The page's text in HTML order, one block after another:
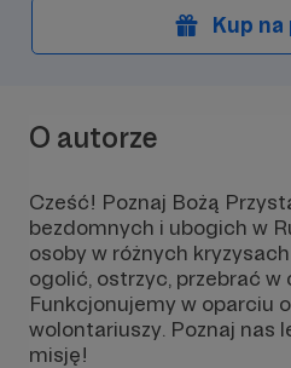
Kup
O autorze
Cześć! Poznaj Bożą
bezdomnych i ubogich w
osoby w różnych
ogolić, ostrzyc, przebrać w
Funkcjonujemy w oparciu
wolontariuszy. Poznaj nas
misję!